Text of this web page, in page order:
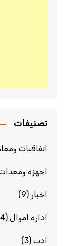
تصنيفات
اتفاقيات
اجهزة
اخبار (9)
ادارة اموال(24)
ادب(3)